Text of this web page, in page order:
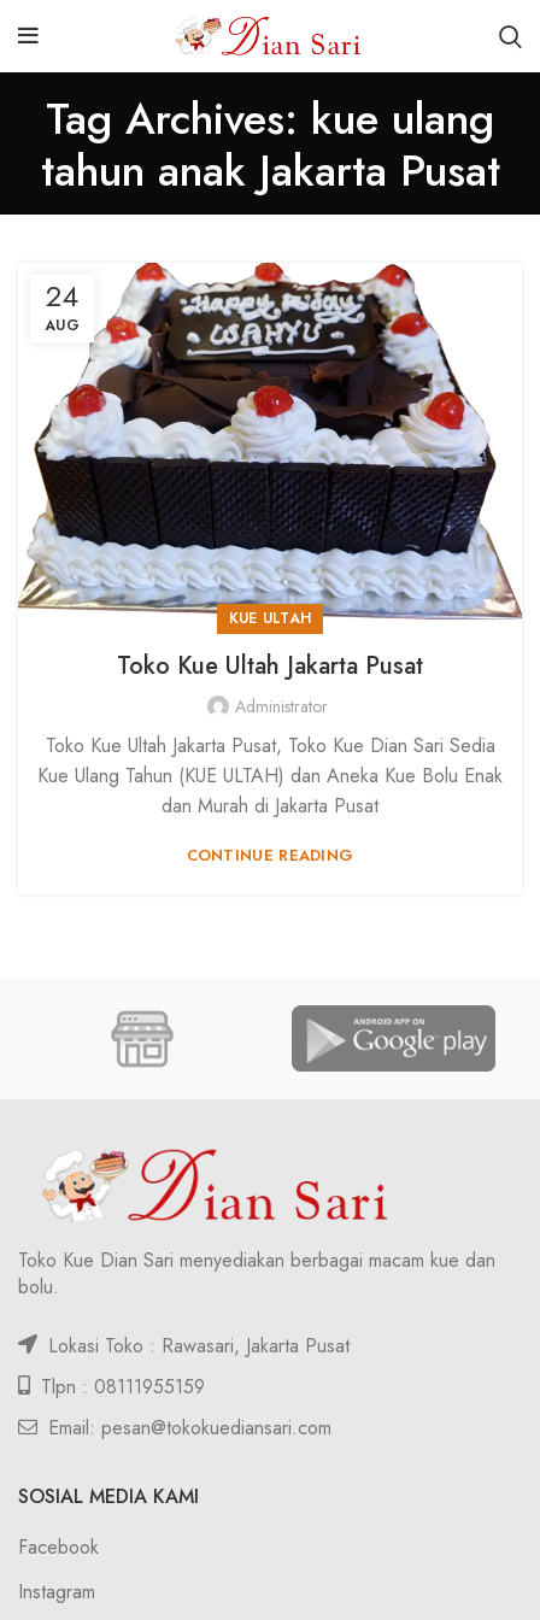
Tag Archives: kue ulang
tahun anak Jakarta Pusat
24
AUG
KUE ULTAH
Toko Kue Ultah Jakarta Pusat
Administrator
Toko Kue Ultah Jakarta Pusat, Toko Kue Dian Sari Sedia
Kue Ulang Tahun (KUE ULTAH) dan Aneka Kue Bolu Enak
dan Murah di Jakarta Pusat
CONTINUE READING
Toko Kue Dian Sari menyediakan berbagai macam kue dan
bolu.
Lokasi Toko : Rawasari, Jakarta Pusat
Tlpn : 08111955159
Email: pesan@tokokuediansari.com
SOSIAL MEDIA KAMI
Facebook
Instagram